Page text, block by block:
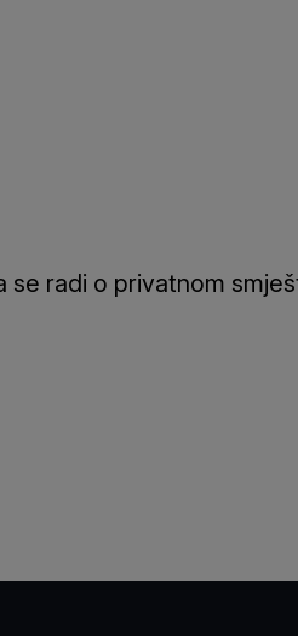
radi o privatnom